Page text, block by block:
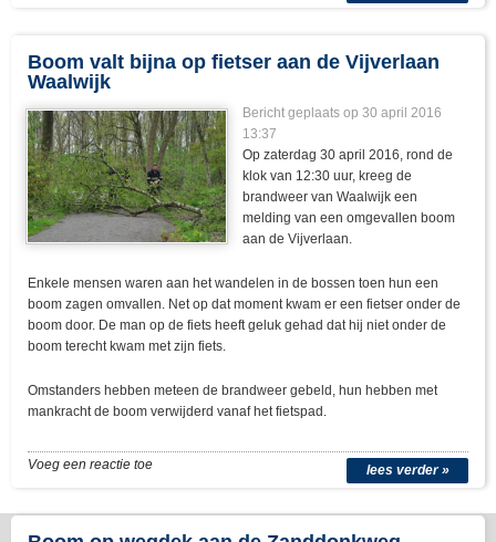
Boom valt bijna op fietser aan de Vijverlaan
Waalwijk
Bericht geplaats op 30 april 2016
13:37
Op zaterdag 30 april 2016, rond de
klok van 12:30 uur, kreeg de
brandweer van Waalwijk een
melding van een omgevallen boom
aan de Vijverlaan.
Enkele mensen waren aan het wandelen in de bossen toen hun een
boom zagen omvallen. Net op dat moment kwam er een fietser onder de
boom door. De man op de fiets heeft geluk gehad dat hij niet onder de
boom terecht kwam met zijn fiets.
Omstanders hebben meteen de brandweer gebeld, hun hebben met
mankracht de boom verwijderd vanaf het fietspad.
lees verder »
Voeg een reactie toe